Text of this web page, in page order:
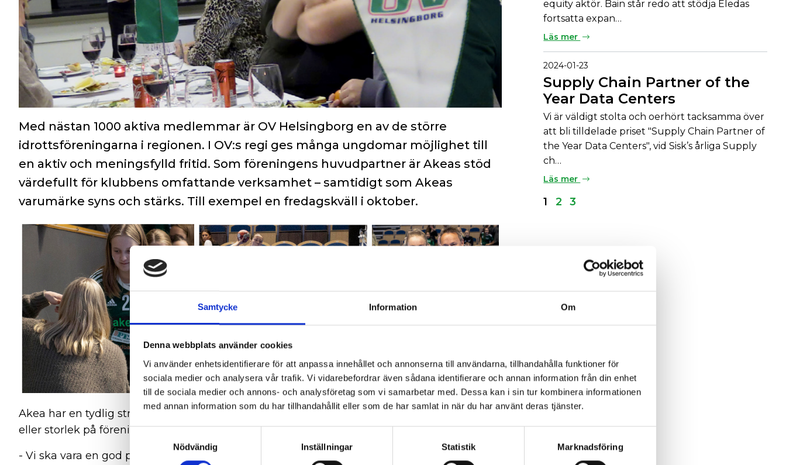
Samtycke Information Om
Denna webbplats använder cookies
Vi använder enhetsidentifierare för att anpassa innehållet och annonserna till användarna, tillhandahålla funktioner för
sociala medier och analysera vår trafik. Vi vidarebefordrar även sådana identifierare och annan information från din enhet
till de sociala medier och annons- och analysföretag som vi samarbetar med. Dessa kan i sin tur kombinera informationen
med annan information som du har tillhandahållit eller som de har samlat in när du har använt deras tjänster.
Nödvändig
Inställningar Statistik Marknadsföring
Med nästan 1000 aktiva medlemmar är OV Helsingborg en av de större
idrottsföreningarna i regionen. I OV:s regi ges många ungdomar möjlighet till
en aktiv och meningsfylld fritid. Som föreningens huvudpartner är Akeas stöd
värdefullt för klubbens omfattande verksamhet – samtidigt som Akeas
varumärke syns och stärks. Till exempel en fredagskväll i oktober.
Akea har en tydlig strategi gällande föreningsengagemang som gäller oavsett idrott, region
eller storlek på förening.
- Vi ska vara en god partner som tillsammans med föreningen skapar möjligheter för unga
equity aktör. Bain står redo att stödja Eledas
fortsatta expan…
Läs mer
2024-01-23
Supply Chain Partner of the
Year Data Centers
Vi är väldigt stolta och oerhört tacksamma över
att bli tilldelade priset "Supply Chain Partner of
the Year Data Centers", vid Sisk’s årliga Supply
ch…
Läs mer
1 2 3